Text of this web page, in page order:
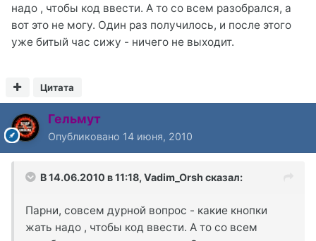
надо , чтобы код ввести. А то со всем разобрался, а
вот это не могу. Один раз получилось, и после этого
уже битый час сижу - ничего не выходит.
Цитата
Гельмут
Опубликовано 14 июня, 2010
В 14.06.2010 в 11:18, Vadim_Orsh сказал:
Парни, совсем дурной вопрос - какие кнопки
жать надо , чтобы код ввести. А то со всем